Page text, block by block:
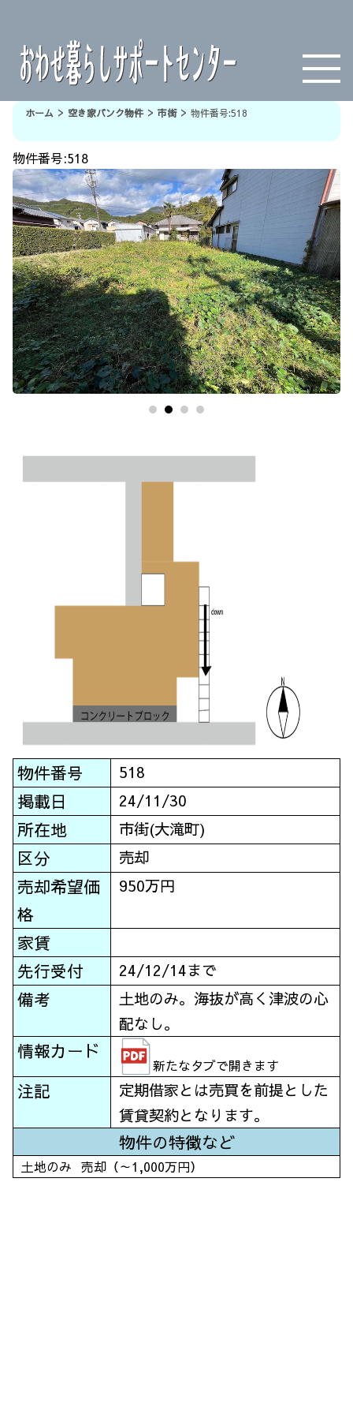
ホーム > 空き家バンク物件> 市街> 物件番号:518
物件番号:518
物件番号 518
掲載日 24/11/30
所在地 市街(大滝町)
区分 売却
売却希望価
格
950万円
家賃
先行受付
24/12/14まで
備考
土地のみ。海抜が高く津波の心
配なし。
情報カード
新たなタブで開きます
注記
定期借家とは売買を前提とした
賃貸契約となります。
物件の特徴など
土地のみ 売却（～1,000万円）